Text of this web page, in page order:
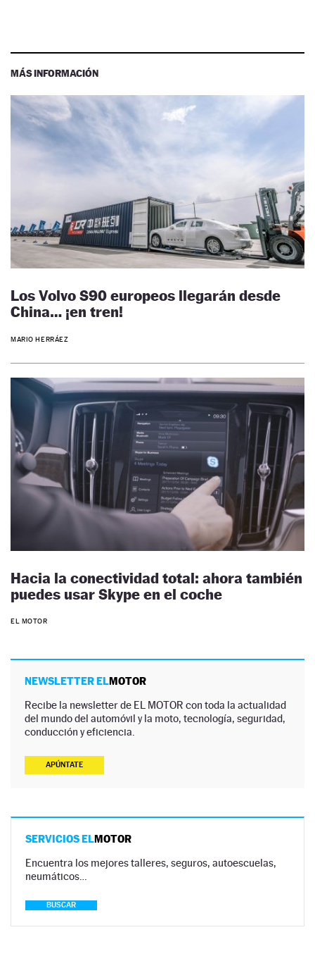
MÁS INFORMACIÓN
Los Volvo S90 europeos llegarán desde
China… ¡en tren!
MARIO HERRÁEZ
Hacia la conectividad total: ahora también
puedes usar Skype en el coche
EL MOTOR
NEWSLETTER ELMOTOR
Recibe la newsletter de EL MOTOR con toda la actualidad
del mundo del automóvil y la moto, tecnología, seguridad,
conducción y eficiencia.
APÚNTATE
SERVICIOS ELMOTOR
Encuentra los mejores talleres, seguros, autoescuelas,
neumáticos…
BUSCAR